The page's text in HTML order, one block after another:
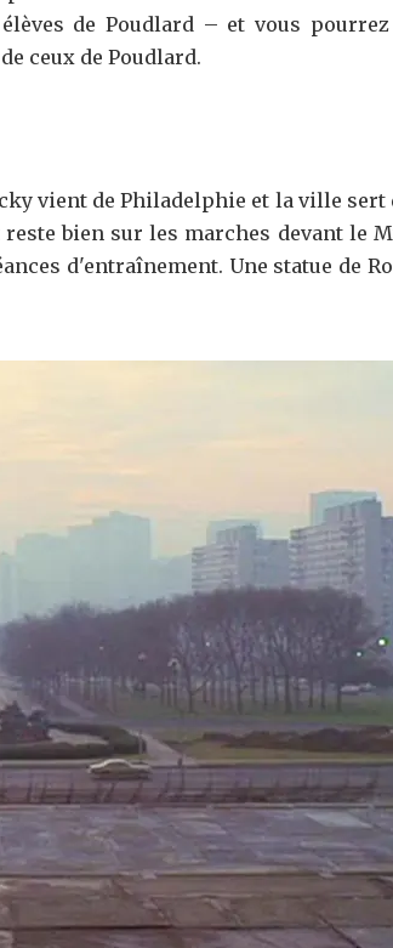
de Poudlard – et vous
ceux de Poudlard.
vient de Philadelphie et la ville sert
bien sur les marches devant le
d'entraînement. Une statue de